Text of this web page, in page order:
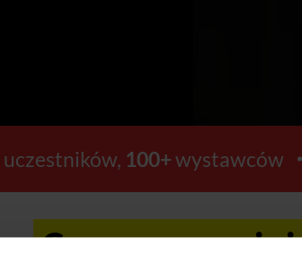
uczestników, 100+wystawców
Ceny wzrosną już